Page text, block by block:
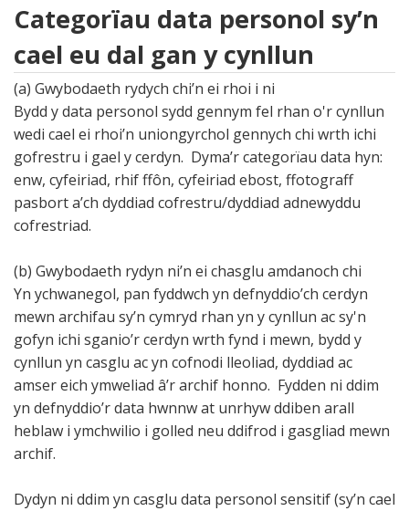
Categorïau data personol sy’n
cael eu dal gan y cynllun
(a) Gwybodaeth rydych chi’n ei rhoi i ni
Bydd y data personol sydd gennym fel rhan o'r cynllun
wedi cael ei rhoi’n uniongyrchol gennych chi wrth ichi
gofrestru i gael y cerdyn. Dyma’r categorïau data hyn:
enw, cyfeiriad, rhif ffôn, cyfeiriad ebost, ffotograff
pasbort a’ch dyddiad cofrestru/dyddiad adnewyddu
cofrestriad.
(b) Gwybodaeth rydyn ni’n ei chasglu amdanoch chi
Yn ychwanegol, pan fyddwch yn defnyddio’ch cerdyn
mewn archifau sy’n cymryd rhan yn y cynllun ac sy'n
gofyn ichi sganio’r cerdyn wrth fynd i mewn, bydd y
cynllun yn casglu ac yn cofnodi lleoliad, dyddiad ac
amser eich ymweliad â’r archif honno. Fydden ni ddim
yn defnyddio’r data hwnnw at unrhyw ddiben arall
heblaw i ymchwilio i golled neu ddifrod i gasgliad mewn
archif.
Dydyn ni ddim yn casglu data personol sensitif (sy’n cael